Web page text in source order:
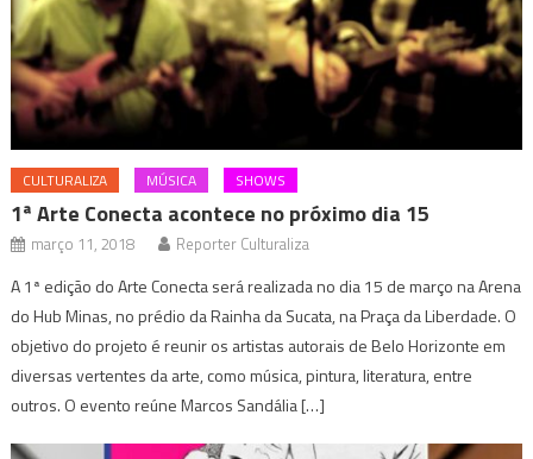
CULTURALIZA MÚSICA SHOWS
1ª Arte Conecta acontece no próximo dia 15
março 11, 2018 Reporter Culturaliza
A 1ª edição do Arte Conecta será realizada no dia 15 de março na Arena
do Hub Minas, no prédio da Rainha da Sucata, na Praça da Liberdade. O
objetivo do projeto é reunir os artistas autorais de Belo Horizonte em
diversas vertentes da arte, como música, pintura, literatura, entre
outros. O evento reúne Marcos Sandália […]